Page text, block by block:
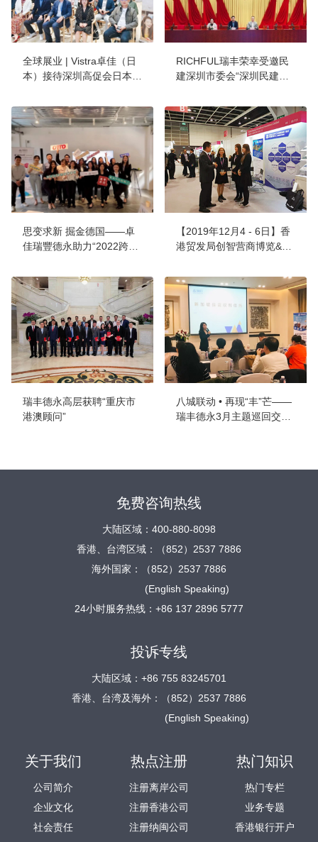
全球展业 | Vistra卓佳（日
本）接待深圳高促会日本科
境创新的“深圳通道”
RICHFUL瑞丰荣幸受邀民
建深圳市委会“深圳民建大
与跨境合规
思变求新 掘金德国——卓
佳瑞豐德永助力“2022跨境
【2019年12月4 - 6日】香
港贸发局创智营商博览&香
瑞丰德永高层获聘“重庆市
港澳顾问”
八城联动 • 再现“丰”芒——
瑞丰德永3月主题巡回交流
免费咨询热线
大陆区域：400-880-8098
香港、台湾区域：（852）2537 7886
海外国家：（852）2537 7886
(English Speaking)
24小时服务热线：+86 137 2896 5777
投诉专线
大陆区域：+86 755 83245701
香港、台湾及海外：（852）2537 7886
(English Speaking)
关于我们
公司简介
企业文化
社会责任
热点注册
注册离岸公司
注册香港公司
注册纳闽公司
热门知识
热门专栏
业务专题
香港银行开户